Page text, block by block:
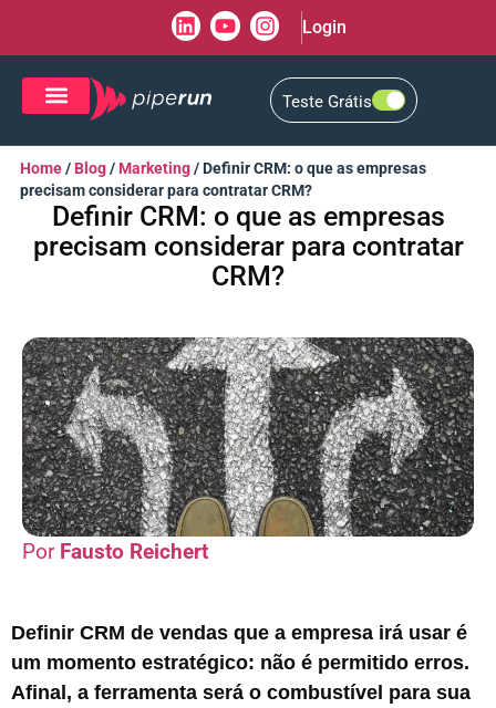
Login
Teste Grátis
Home/ Blog/ Marketing/Definir CRM: o que as empresas
precisam considerar para contratar CRM?
Definir CRM: o que as empresas
precisam considerar para contratar
CRM?
Fausto Reichert
Definir CRM de vendas que a empresa irá usar é
um momento estratégico: não é permitido erros.
Afinal, a ferramenta será o combustível para sua